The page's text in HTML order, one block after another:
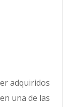
adquiridos
una de las